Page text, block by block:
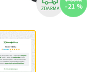
ZDARMA –21 %